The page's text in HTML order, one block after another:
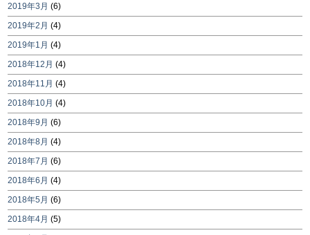
2019年3月 (6)
2019年2月 (4)
2019年1月 (4)
2018年12月 (4)
2018年11月 (4)
2018年10月 (4)
2018年9月 (6)
2018年8月 (4)
2018年7月 (6)
2018年6月 (4)
2018年5月 (6)
2018年4月 (5)